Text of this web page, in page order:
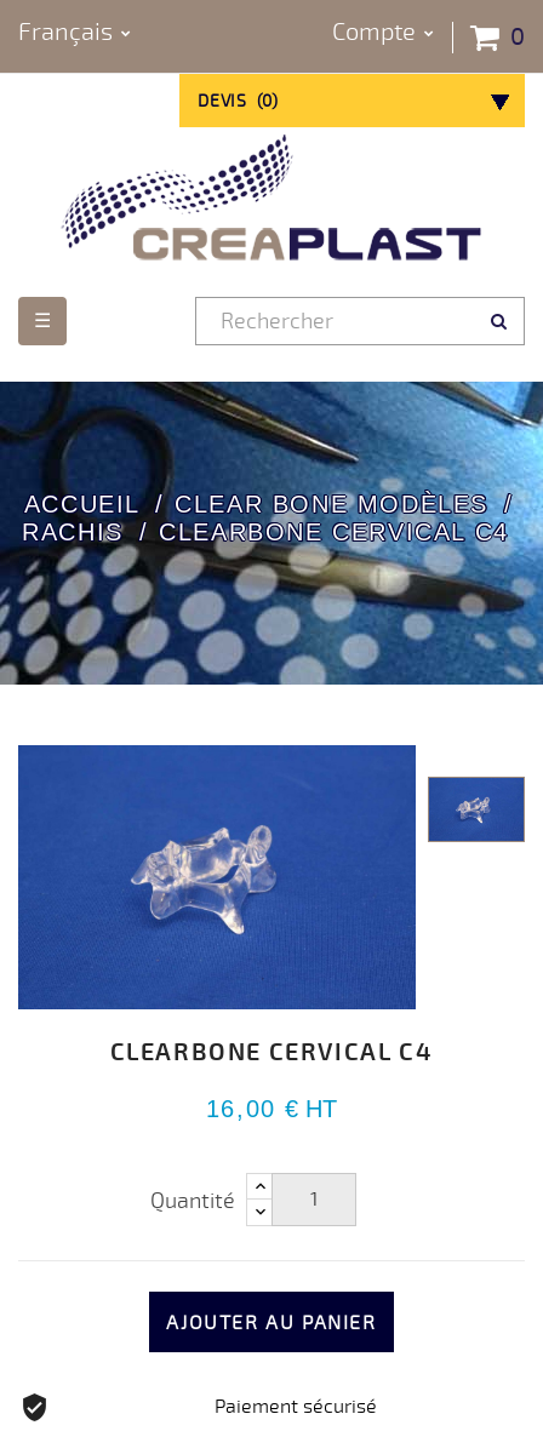
Français 0
Compte
DEVIS (0)
Basculer
☰
ACCUEIL
CLEAR BONE MODÈLES
RACHIS
CLEARBONE CERVICAL C4
CLEARBONE CERVICAL C4
16,00 € HT
Quantité
AJOUTER AU PANIER
Paiement sécurisé